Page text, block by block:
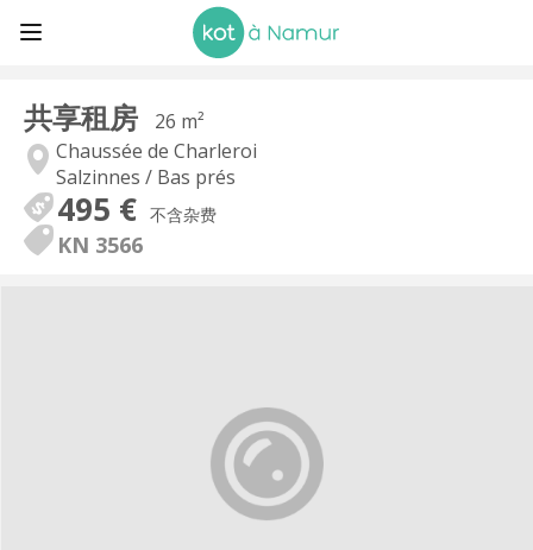
共享租房
26 m²
Chaussée de Charleroi
Salzinnes / Bas prés
495 € 不含杂费
KN 3566